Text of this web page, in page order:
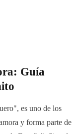
Guía
es uno de los
y forma parte de